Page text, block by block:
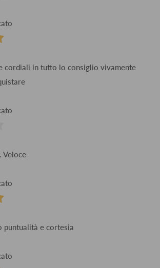
cordiali in tutto lo consiglio vivamente
Veloce
e cortesia